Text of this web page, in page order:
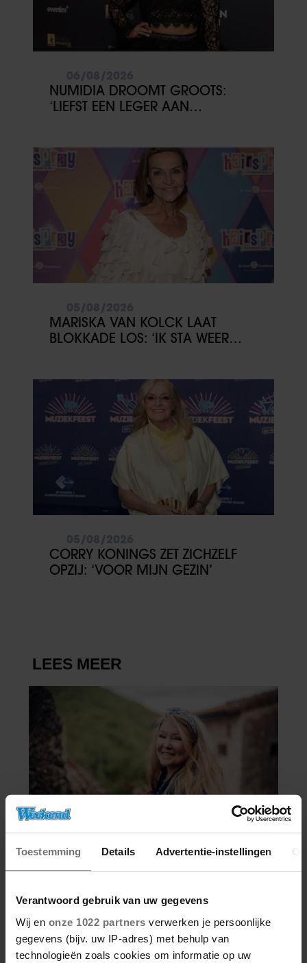
Toestemming Details Advertentie-instellingen
Verantwoord gebruik van uw gegevens
Wij en onze 1022 partners verwerken je persoonlijke
gegevens (bijv. uw IP-adres) met behulp van
technologieën zoals cookies om informatie op uw
NUMIDIA DROOMT GROOTS:
‘LIEFST EEN LEGER AAN
MARISKA VAN KOLCK LAAT
BLOKKADE LOS: ‘IK STA WEER
CORRY KONINGS ZET ZICHZELF
OPZIJ: ‘VOOR MIJN GEZIN’